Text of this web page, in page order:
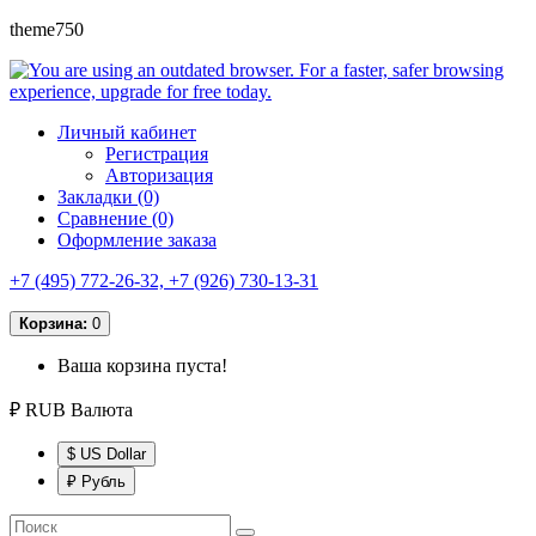
theme750
Личный кабинет
Регистрация
Авторизация
Закладки (0)
Сравнение (0)
Оформление заказа
+7 (495) 772-26-32, +7 (926) 730-13-31
Корзина: 0
Ваша корзина пуста!
₽ RUB Валюта
$ US Dollar
₽ Рубль